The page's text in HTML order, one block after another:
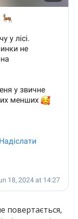
повертається,